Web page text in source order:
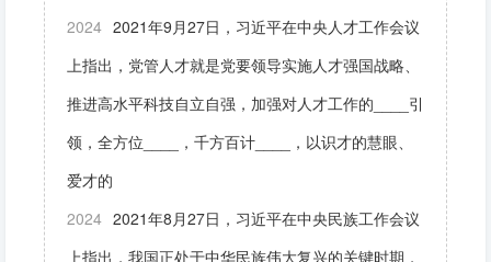
2024 2021年9月27日，习近平在中央人才工作会议
上指出，党管人才就是党要领导实施人才强国战略、
推进高水平科技自立自强，加强对人才工作的____引
领，全方位____，千方百计____，以识才的慧眼、
爱才的
2024 2021年8月27日，习近平在中央民族工作会议
上指出，我国正处于中华民族伟大复兴的关键时期，